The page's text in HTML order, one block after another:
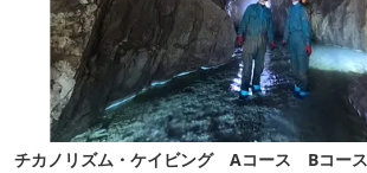
チカノリズム・ケイビング Aコース Bコース